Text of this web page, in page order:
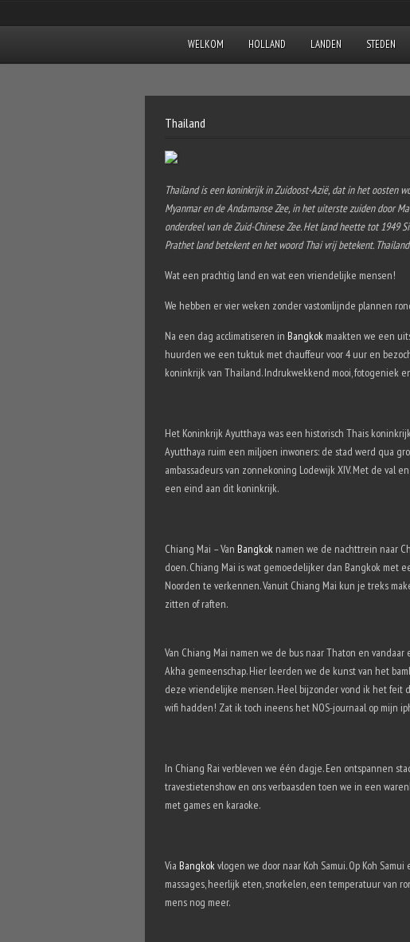
WELKOM HOLLAND LANDEN STEDEN
Thailand
Thailand is een koninkrijk in Zuidoost-Azië, dat in het oosten
Myanmar en de Andamanse Zee, in het uiterste zuiden door
onderdeel van de Zuid-Chinese Zee. Het land heette tot 1949
Prathet land betekent en het woord Thai vrij betekent.
Wat een prachtig land en wat een vriendelijke mensen!
We hebben er vier weken zonder vastomlijnde plannen
Na een dag acclimatiseren in Bangkok maakten we een
huurden we een tuktuk met chauffeur voor 4 uur en
koninkrijk van Thailand. Indrukwekkend mooi, fotogeniek
Het Koninkrijk Ayutthaya was een historisch Thais
Ayutthaya ruim een miljoen inwoners: de stad werd qua
ambassadeurs van zonnekoning Lodewijk XIV. Met de val
een eind aan dit koninkrijk.
Chiang Mai – Van Bangkok namen we de nachttrein naar
doen. Chiang Mai is wat gemoedelijker dan Bangkok met
Noorden te verkennen. Vanuit Chiang Mai kun je treks
zitten of raften.
Van Chiang Mai namen we de bus naar Thaton en
Akha gemeenschap. Hier leerden we de kunst van het
deze vriendelijke mensen. Heel bijzonder vond ik het feit
wifi hadden! Zat ik toch ineens het NOS-journaal op mijn
In Chiang Rai verbleven we één dagje. Een ontspannen
travestietenshow en ons verbaasden toen we in een
met games en karaoke.
Via Bangkokvlogen we door naar Koh Samui. Op Koh
massages, heerlijk eten, snorkelen, een temperatuur van
mens nog meer.